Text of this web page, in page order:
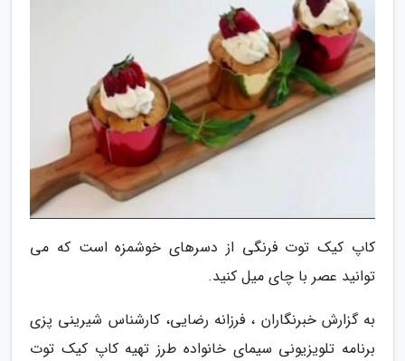
کاپ کیک توت فرنگی از دسرهای خوشمزه است که می
توانید عصر با چای میل کنید.
به گزارش خبرنگاران ، فرزانه رضایی، کارشناس شیرینی پزی
برنامه تلویزیونی سیمای خانواده طرز تهیه کاپ کیک توت